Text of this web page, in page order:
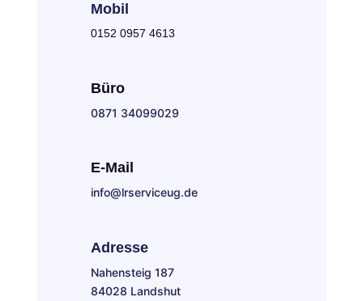
Mobil
0152 0957 4613
Büro
0871 34099029
E-Mail
info@lrserviceug.de
Adresse
Nahensteig 187
84028 Landshut